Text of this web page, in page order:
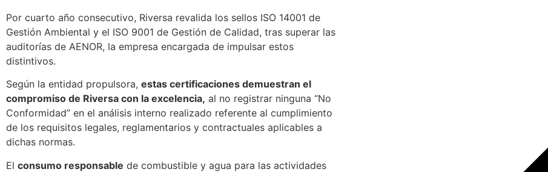
Por cuarto año consecutivo, Riversa revalida los sellos ISO 14001 de
Gestión Ambiental y el ISO 9001 de Gestión de Calidad, tras superar las
auditorías de AENOR, la empresa encargada de impulsar estos
distintivos.
Según la entidad propulsora, estas certificaciones demuestran el
compromiso de Riversa con la excelencia, al no registrar ninguna “No
Conformidad” en el análisis interno realizado referente al cumplimiento
de los requisitos legales, reglamentarios y contractuales aplicables a
dichas normas.
El consumo responsable de combustible y agua para las actividades